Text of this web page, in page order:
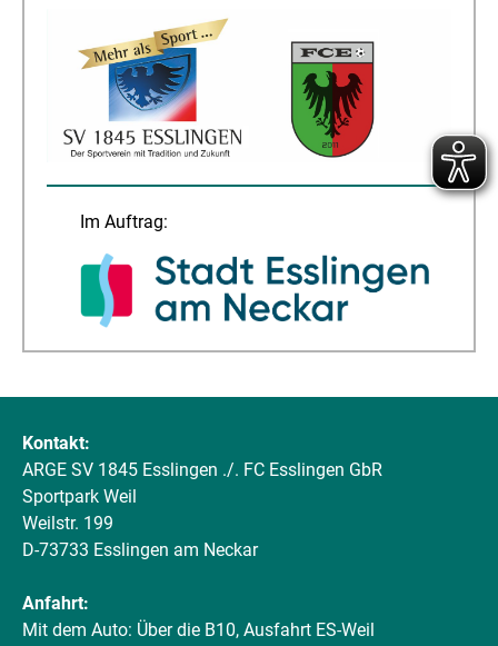
Im Auftrag:
Kontakt:
ARGE SV 1845 Esslingen ./. FC Esslingen GbR
Sportpark Weil
Weilstr. 199
D-73733 Esslingen am Neckar
Anfahrt:
Mit dem Auto: Über die B10, Ausfahrt ES-Weil